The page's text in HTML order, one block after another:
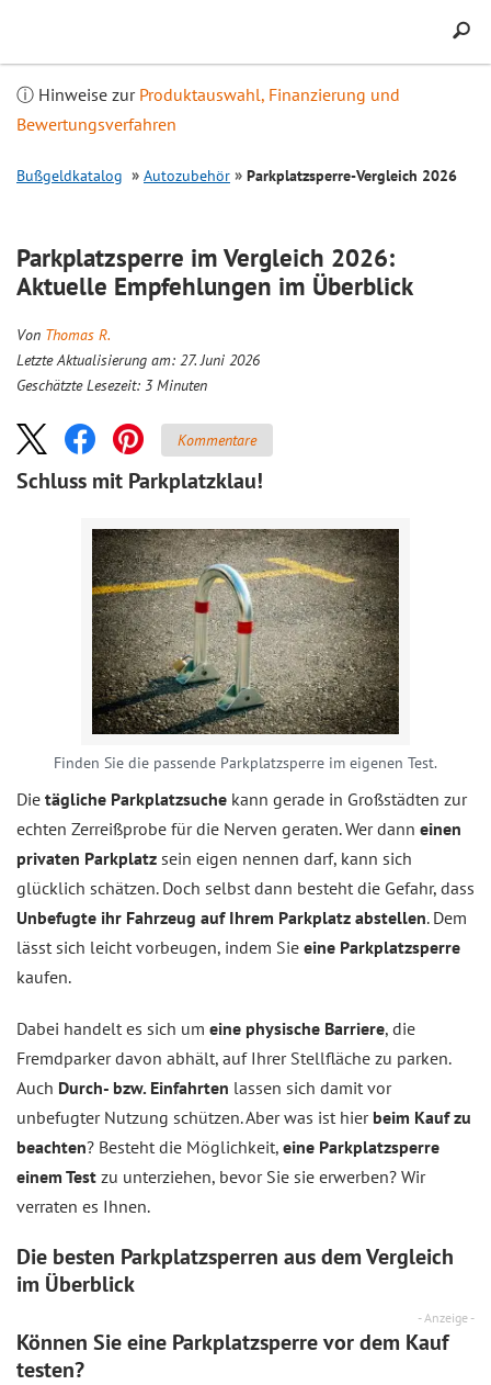
ⓘ Hinweise zur Produktauswahl, Finanzierung und
Bewertungsverfahren
Bußgeldkatalog Autozubehör Parkplatzsperre-Vergleich 2026
Parkplatzsperre im Vergleich 2026:
Aktuelle Empfehlungen im Überblick
Von Thomas R.
Letzte Aktualisierung am: 27. Juni 2026
Geschätzte Lesezeit: 3 Minuten
Kommentare
Schluss mit Parkplatzklau!
Finden Sie die passende Parkplatzsperre im eigenen Test.
Die tägliche Parkplatzsuche kann gerade in Großstädten zur
echten Zerreißprobe für die Nerven geraten. Wer dann einen
privaten Parkplatz sein eigen nennen darf, kann sich
glücklich schätzen. Doch selbst dann besteht die Gefahr, dass
Unbefugte ihr Fahrzeug auf Ihrem Parkplatz abstellen. Dem
lässt sich leicht vorbeugen, indem Sie eine Parkplatzsperre
kaufen.
Dabei handelt es sich um eine physische Barriere, die
Fremdparker davon abhält, auf Ihrer Stellfläche zu parken.
Auch Durch- bzw. Einfahrten lassen sich damit vor
unbefugter Nutzung schützen. Aber was ist hier beim Kauf zu
beachten? Besteht die Möglichkeit, eine Parkplatzsperre
einem Test zu unterziehen, bevor Sie sie erwerben? Wir
verraten es Ihnen.
Die besten Parkplatzsperren aus demVergleich
im Überblick
- Anzeige -
Können Sie eine Parkplatzsperre vor dem Kauf
testen?